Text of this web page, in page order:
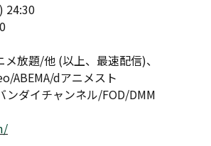
24:30
放題/他 (以上、最速配信)、
ABEMA/dアニメスト
ダイチャンネル/FOD/DMM